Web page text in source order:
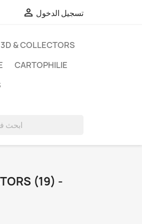
 تسجيل الدخول
& COLLECTORS
CARTOPHILIE
(19) -